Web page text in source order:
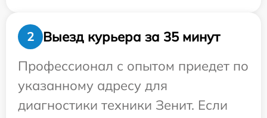
2
Выезд курьера за 35 минут
Профессионал с опытом приедет по
указанному адресу для
диагностики техники Зенит. Если